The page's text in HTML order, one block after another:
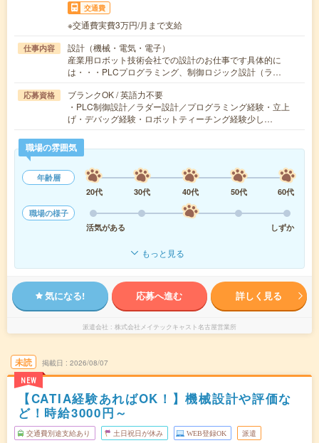
交通費
※交通費実費3万円/月まで支給
仕事内容
設計（機械・電気・電子）
産業用ロボット技術会社での設計のお仕事です具体的に
は・・・PLCプログラミング、制御ロジック設計（ラ…
応募資格
ブランクOK / 英語力不要
・PLC制御設計／ラダー設計／プログラミング経験・立上
げ・デバッグ経験・ロボットティーチング経験少し…
職場の雰囲気
年齢層
20代
30代 40代 50代
60代
職場の様子
活気がある
しずか
もっと見る
気になる! 応募へ進む 詳しく見る
派遣会社 株式会社メイテックキャスト名古屋営業所
未読
NEW
掲載日 2026/08/07
【CATIA経験あればOK！】機械設計や評価な
ど！時給3000円～
交通費別途支給あり 土日祝日が休み WEB登録OK 派遣